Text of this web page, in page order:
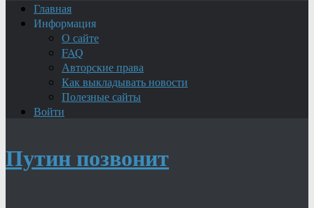
Главная
Информация
О сайте
FAQ
Авторские права
Как выкладывать новости
Полезные сайты
Войти
Путин позвонит